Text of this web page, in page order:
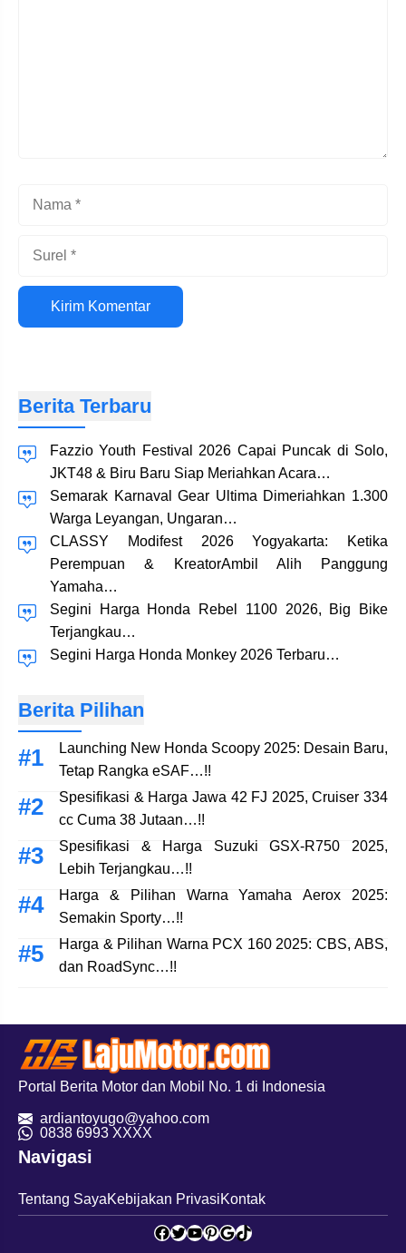
Situs
web
Berita Terbaru
Fazzio Youth Festival 2026 Capai Puncak di Solo,
JKT48 & Biru Baru Siap Meriahkan Acara…
Semarak Karnaval Gear Ultima Dimeriahkan 1.300
Warga Leyangan, Ungaran…
CLASSY Modifest 2026 Yogyakarta: Ketika
Perempuan & KreatorAmbil Alih Panggung
Yamaha…
Segini Harga Honda Rebel 1100 2026, Big Bike
Terjangkau…
Segini Harga Honda Monkey 2026 Terbaru…
Berita Pilihan
Launching New Honda Scoopy 2025: Desain Baru,
Tetap Rangka eSAF…!!
Spesifikasi & Harga Jawa 42 FJ 2025, Cruiser 334
cc Cuma 38 Jutaan…!!
Spesifikasi & Harga Suzuki GSX-R750 2025,
Lebih Terjangkau…!!
Harga & Pilihan Warna Yamaha Aerox 2025:
Semakin Sporty…!!
Harga & Pilihan Warna PCX 160 2025: CBS, ABS,
dan RoadSync…!!
Portal Berita Motor dan Mobil No. 1 di Indonesia
ardiantoyugo@yahoo.com
0838 6993 XXXX
Navigasi
Tentang SayaKebijakan PrivasiKontak
Facebook
Twitter
YouTube
Pinterest
Google
TikTok